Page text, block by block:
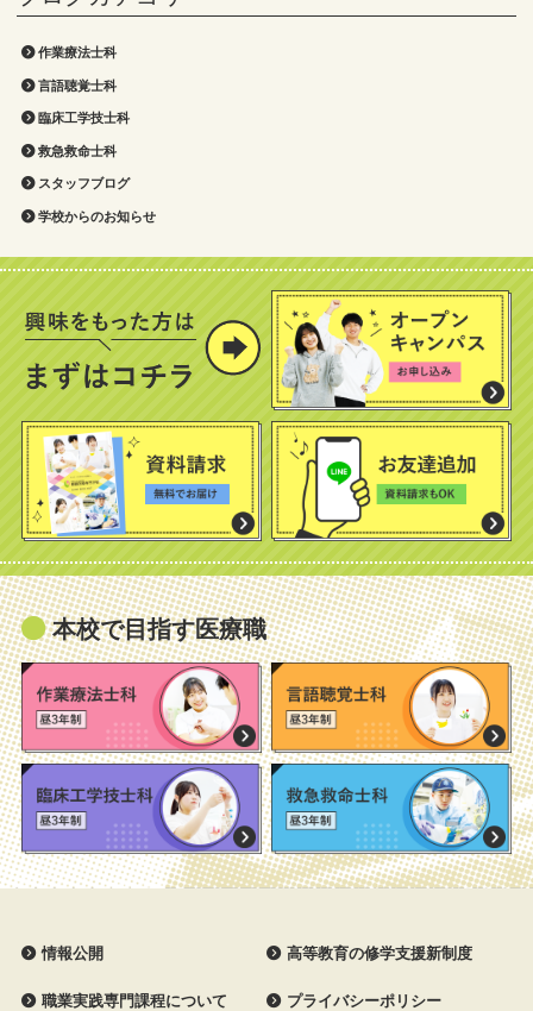
作業療法士科
言語聴覚士科
臨床工学技士科
救急救命士科
スタッフブログ
学校からのお知らせ
本校で目指す医療職
情報公開 高等教育の修学支援新制度
職業実践専門課程について プライバシーポリシー